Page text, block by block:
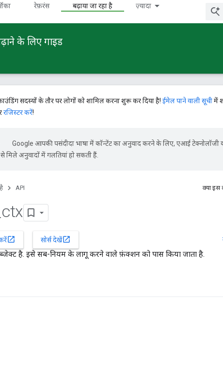
रेफ़रंस बढ़ाया जा रहा है ज़्यादा
के लिए गाइड
सदस्यों के तौर पर लोगों को शामिल करना शुरू कर दिया है! ईमेल पाने वाली सूचीमें
रजिस्टर करें!
Google आपकी पसंदीदा भाषा में कॉन्टेंट का अनुवाद करने के लिए, एआई टेक्नोलॉजी
मिले अनुवादों में गलतियां हो सकती हैं.
API क्या इस
ctx
open_in_new सोर्स देखेंopen_in_new
है. इसे सब-नियम के लागू करने वाले फ़ंक्शन को पास किया जाता है.